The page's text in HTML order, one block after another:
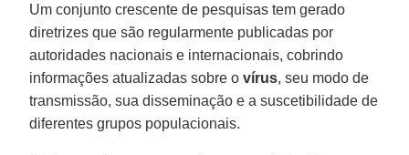
Um conjunto crescente de pesquisas tem gerado
diretrizes que são regularmente publicadas por
autoridades nacionais e internacionais, cobrindo
informações atualizadas sobre ovírus, seu modo de
transmissão, sua disseminação e a suscetibilidade de
diferentes grupos populacionais.